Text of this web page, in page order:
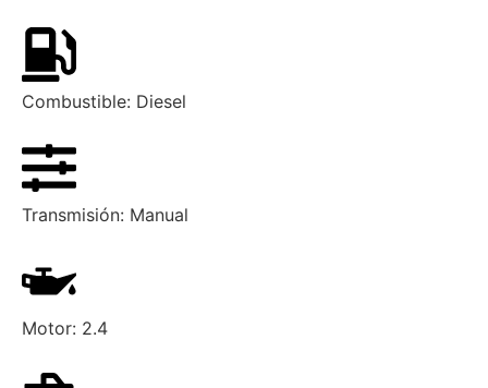
Combustible: Diesel
Transmisión: Manual
Motor: 2.4